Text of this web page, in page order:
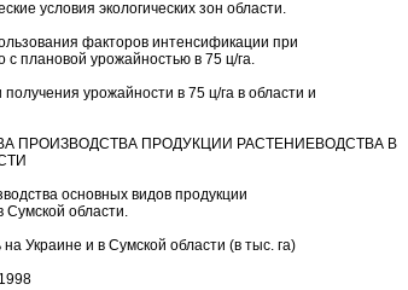
условия экологических зон области.
факторов интенсификации при
плановой урожайностью в 75 ц/га.
урожайности в 75 ц/га в области и
ПРОДУКЦИИ РАСТЕНИЕВОДСТВА В
основных видов продукции
Сумской области.
Украине и в Сумской области (в тыс. га)